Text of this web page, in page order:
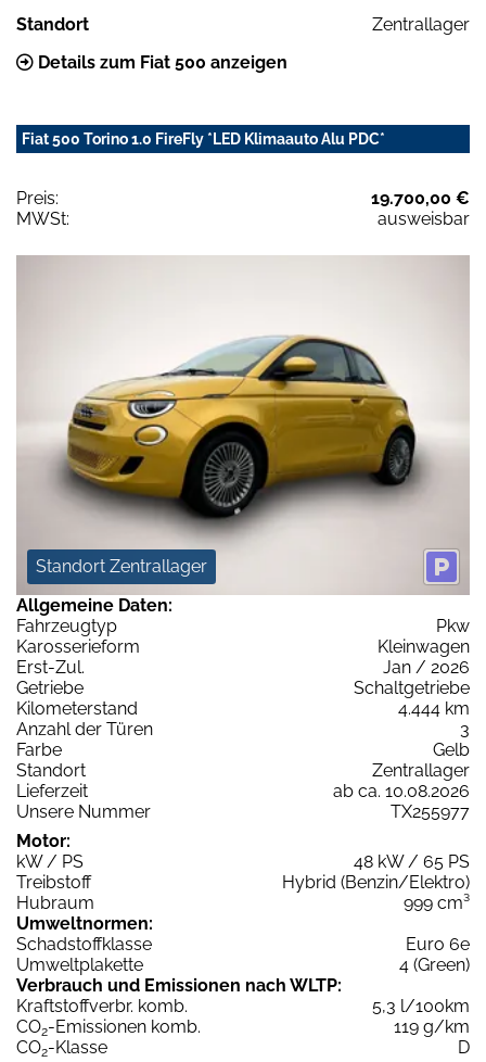
Standort
Zentrallager
Details zum Fiat 500 anzeigen
Fiat 500 Torino 1.0 FireFly *LED Klimaauto Alu PDC*
Preis:
19.700,00 €
MWSt:
ausweisbar
Standort Zentrallager
Allgemeine Daten:
Fahrzeugtyp
Pkw
Karosserieform
Kleinwagen
Erst-Zul.
Jan / 2026
Getriebe
Schaltgetriebe
Kilometerstand
4.444 km
Anzahl der Türen
3
Farbe
Gelb
Standort
Zentrallager
Lieferzeit
ab ca. 10.08.2026
Unsere Nummer
TX255977
Motor:
kW / PS
48 kW / 65 PS
Treibstoff
Hybrid (Benzin/Elektro)
Hubraum
999 cm³
Umweltnormen:
Schadstoffklasse
Euro 6e
Umweltplakette
4 (Green)
Verbrauch und Emissionen nach WLTP:
Kraftstoffverbr. komb.
5,3 l/100km
CO2-Emissionen komb.
119 g/km
CO2-Klasse
D